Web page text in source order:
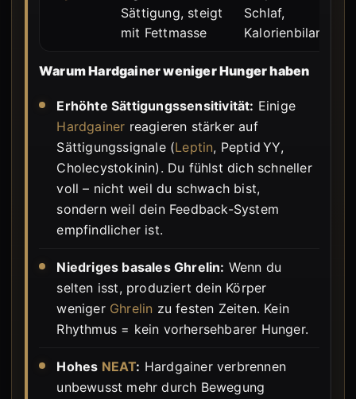
Sättigung, steigt
mit Fettmasse
Schlaf,
Kalorienbilanz
Warum Hardgainer weniger Hunger haben
Erhöhte Sättigungssensitivität: Einige
Hardgainer reagieren stärker auf
Sättigungssignale (Leptin, Peptid YY,
Cholecystokinin). Du fühlst dich schneller
voll – nicht weil du schwach bist,
sondern weil dein Feedback-System
empfindlicher ist.
Niedriges basales Ghrelin: Wenn du
selten isst, produziert dein Körper
weniger Ghrelin zu festen Zeiten. Kein
Rhythmus = kein vorhersehbarer Hunger.
Hohes NEAT: Hardgainer verbrennen
unbewusst mehr durch Bewegung